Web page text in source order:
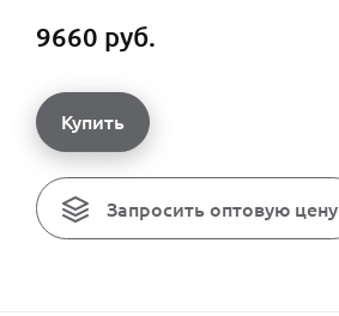
9660 руб.
Купить
Запросить оптовую цену